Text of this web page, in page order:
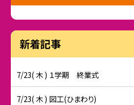
新着記事
7/23( 木 ) １学期 終業式
7/23( 木 ) 図工(ひまわり)